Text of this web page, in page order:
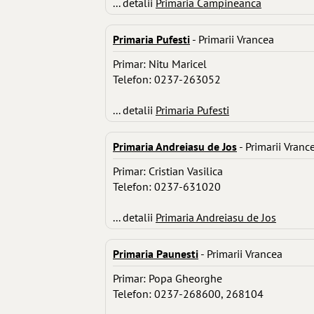
Primaria Pufesti - Primarii Vrancea
Primar: Nitu Maricel
Telefon: 0237-263052
... detalii Primaria Pufesti
Primaria Andreiasu de Jos - Primarii
Primar: Cristian Vasilica
Telefon: 0237-631020
... detalii Primaria Andreiasu de Jos
Primaria Paunesti - Primarii Vrancea
Primar: Popa Gheorghe
Telefon: 0237-268600, 268104